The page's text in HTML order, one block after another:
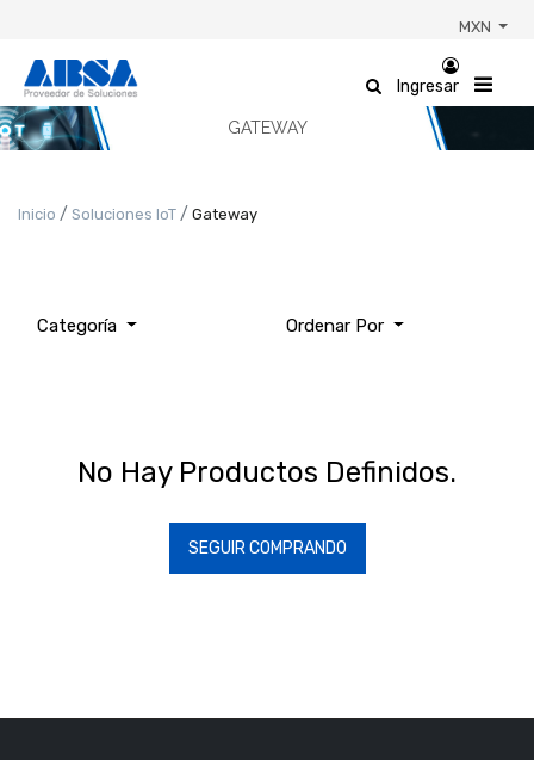
MXN
Ingresar
GATEWAY
Inicio Soluciones IoT Gateway
Categoría Ordenar Por
De
Producto
PRODUCTOS
No Hay Productos Definidos.
SEGUIR COMPRANDO